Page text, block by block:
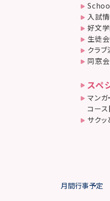
入試
好文
生徒
クラブ
同窓会
スペ
マンガ
コース
サク
月間行事予定